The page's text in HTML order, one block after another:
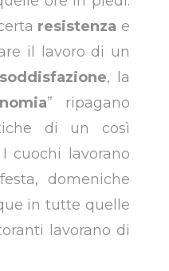
resistenza e
il lavoro di un
soddisfazione, la
” ripagano
di un così
cuochi lavorano
domeniche
in tutte quelle
lavorano di